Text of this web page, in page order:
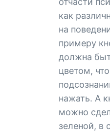
как
на
примеру
должна
цветом,
нажать. А
можно
зеленой, в